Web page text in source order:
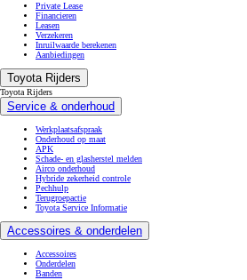
Private Lease
Financieren
Leasen
Verzekeren
Inruilwaarde berekenen
Aanbiedingen
Toyota Rijders
Toyota Rijders
Service & onderhoud
Werkplaatsafspraak
Onderhoud op maat
APK
Schade- en glasherstel melden
Airco onderhoud
Hybride zekerheid controle
Pechhulp
Terugroepactie
Toyota Service Informatie
Accessoires & onderdelen
Accessoires
Onderdelen
Banden